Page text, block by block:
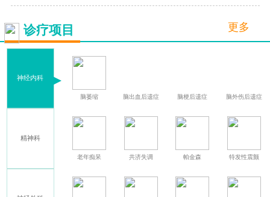
诊疗项目 更多
神经内科
精神科
脑萎缩 脑出血后遗症 脑梗后遗症 脑外伤后遗症
老年痴呆 共济失调 帕金森 特发性震颤